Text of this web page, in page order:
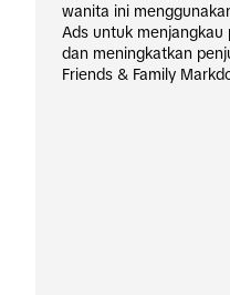
wanita ini
Ads untuk menjangkau
dan meningkatkan
Friends & Family